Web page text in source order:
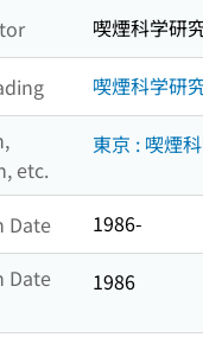
喫煙科学研
喫煙科学研
etc.
東京 : 喫煙
Date
1986-
Date
1986